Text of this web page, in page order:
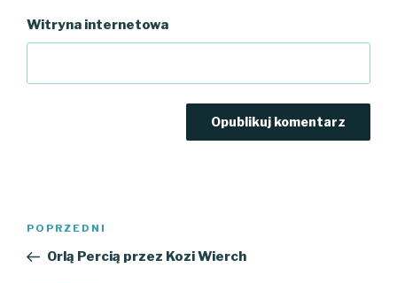
Witryna internetowa
Poprzedni
wpis
POPRZEDNI
Orlą Percią przez Kozi Wierch